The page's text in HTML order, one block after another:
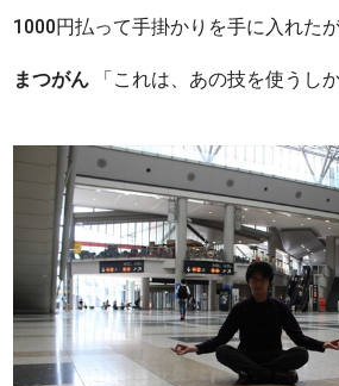
1000円払って手掛かりを手に入れた
まつがん 「これは、あの技を使うし